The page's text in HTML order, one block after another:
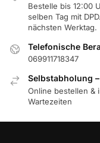
Bestelle bis 12:00
selben Tag mit
nächsten Werktag.
Telefonische
069911718347
Selbstabholung
Online bestellen &
Wartezeiten